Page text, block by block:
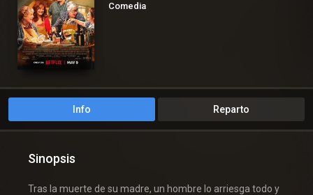
Comedia
Info Reparto
Sinopsis
Tras la muerte de su madre, un hombre lo arriesga todo y